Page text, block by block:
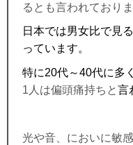
るとも言われており
日本では男女比で見る
っています。
特に20代～40代に多
1 人は偏頭痛持ちと言
光や音、においに敏